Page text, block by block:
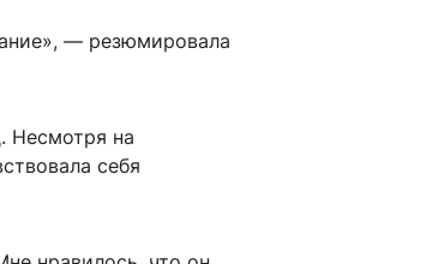
— резюмировала
Несмотря на
себя